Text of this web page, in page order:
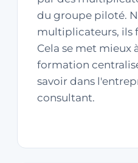
du groupe piloté.
multiplicateurs, ils
Cela se met mieux
formation
savoir dans
consultant.